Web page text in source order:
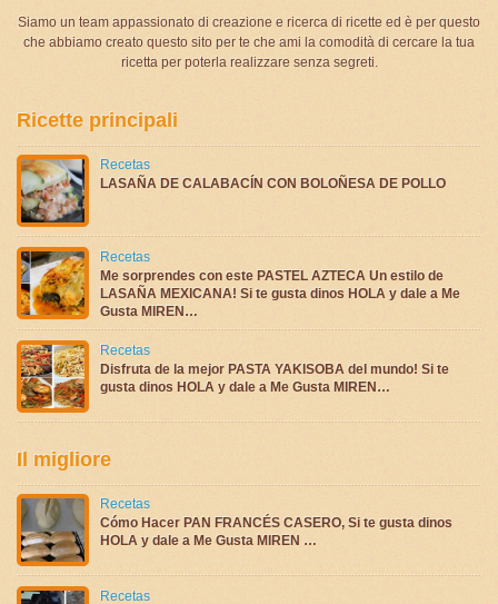
Siamo un team appassionato di creazione e ricerca di ricette ed è per questo
che abbiamo creato questo sito per te che ami la comodità di cercare la tua
ricetta per poterla realizzare senza segreti.
Ricette principali
Recetas
LASAÑA DE CALABACÍN CON BOLOÑESA DE POLLO
Recetas
Me sorprendes con este PASTEL AZTECA Un estilo de
LASAÑA MEXICANA! Si te gusta dinos HOLA y dale a Me
Gusta MIREN…
Recetas
Disfruta de la mejor PASTA YAKISOBA del mundo! Si te
gusta dinos HOLA y dale a Me Gusta MIREN…
Il migliore
Recetas
Cómo Hacer PAN FRANCÉS CASERO, Si te gusta dinos
HOLA y dale a Me Gusta MIREN …
Recetas